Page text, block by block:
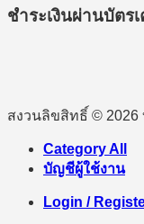
ชำระเงินผ่านบัตร
สงวนลิขสิทธิ์ © 2026
Category All
บัญชีผู้ใช้งาน
Login /